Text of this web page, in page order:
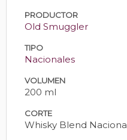
PRODUCTOR
Old Smuggler
TIPO
Nacionales
VOLUMEN
200 ml
CORTE
Whisky Blend